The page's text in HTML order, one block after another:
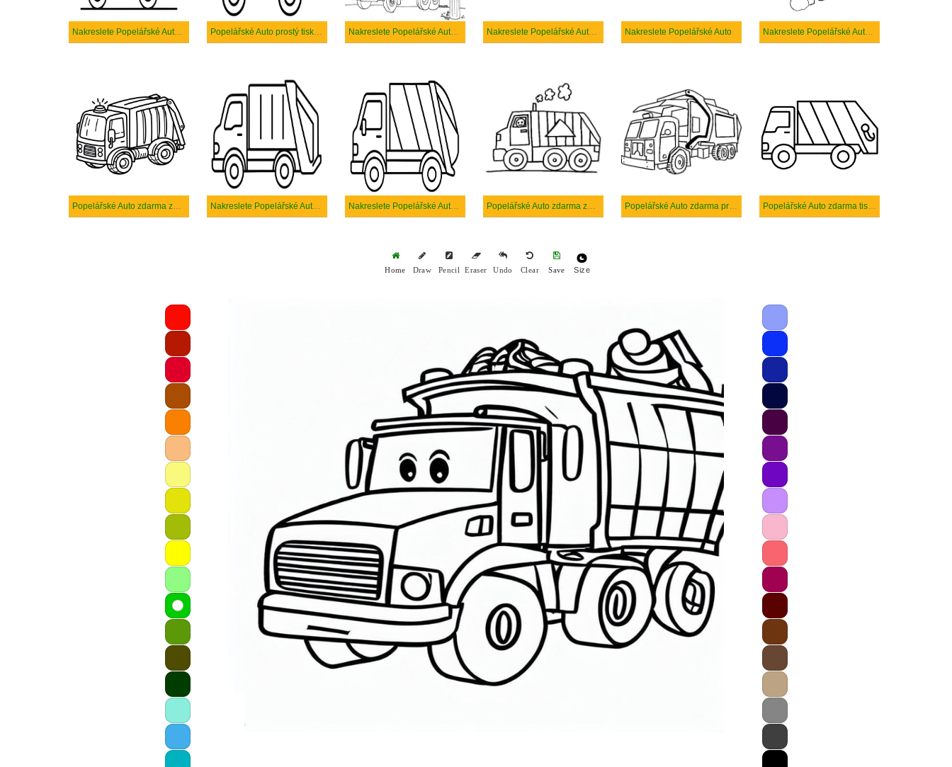
Nakreslete Popelářské Auto zdarma prostý tisknutelné Popelářské Auto prostý tisknutelné Nakreslete Popelářské Auto zdarma Nakreslete Popelářské Auto prostý Nakreslete Popelářské Auto Nakreslete Popelářské Auto zdarma snadný
Popelářské Auto zdarma základní tisknutelné Nakreslete Popelářské Auto snadný Nakreslete Popelářské Auto prostý tisknutelné Popelářské Auto zdarma základní Popelářské Auto zdarma prostý Popelářské Auto zdarma tisknutelné pro děti
Home Draw Pencil Eraser Undo Clear Save Size